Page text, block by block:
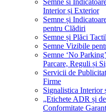
Semne si
Interior și Exterior
Semne și
pentru Clădiri
Semne și Plăci
Semne Vizibile
Semne ‘No
Parcare, Reguli și
Servicii de
Firme
Signalistica Interior
„Etichete ADR și
Conformitate